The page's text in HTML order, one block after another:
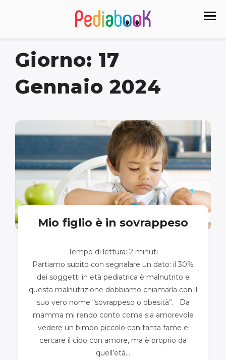
Giorno: 17
Gennaio 2024
Mio figlio è in sovrappeso
Tempo di lettura: 2 minuti
Partiamo subito con segnalare un dato: il 30%
dei soggetti in età pediatrica è malnutrito e
questa malnutrizione dobbiamo chiamarla con il
suo vero nome “sovrappeso o obesità”. Da
mamma mi rendo conto come sia amorevole
vedere un bimbo piccolo con tanta fame e
cercare il cibo con amore, ma è proprio da
quell’età…